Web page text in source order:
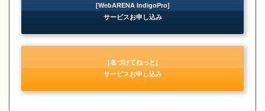
[WebARENA IndigoPro]
サービスお申し込み
[名づけてねっと]
サービスお申し込み